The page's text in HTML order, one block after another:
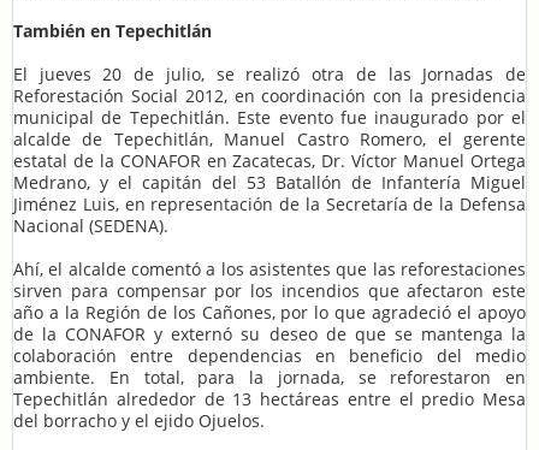
También en Tepechitlán
El jueves 20 de julio, se realizó otra de las Jornadas de
Reforestación Social 2012, en coordinación con la presidencia
municipal de Tepechitlán. Este evento fue inaugurado por el
alcalde de Tepechitlán, Manuel Castro Romero, el gerente
estatal de la CONAFOR en Zacatecas, Dr. Víctor Manuel Ortega
Medrano, y el capitán del 53 Batallón de Infantería Miguel
Jiménez Luis, en representación de la Secretaría de la Defensa
Nacional (SEDENA).
Ahí, el alcalde comentó a los asistentes que las reforestaciones
sirven para compensar por los incendios que afectaron este
año a la Región de los Cañones, por lo que agradeció el apoyo
de la CONAFOR y externó su deseo de que se mantenga la
colaboración entre dependencias en beneficio del medio
ambiente. En total, para la jornada, se reforestaron en
Tepechitlán alrededor de 13 hectáreas entre el predio Mesa
del borracho y el ejido Ojuelos.